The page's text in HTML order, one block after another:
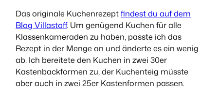
Das originale Kuchenrezeptfindest du auf dem
Blog Villastoff. Um genügend Kuchen für alle
Klassenkameraden zu haben, passte ich das
Rezept in der Menge an und änderte es ein wenig
ab. Ich bereitete den Kuchen in zwei 30er
Kastenbackformen zu, der Kuchenteig müsste
aber auch in zwei 25er Kastenformen passen.